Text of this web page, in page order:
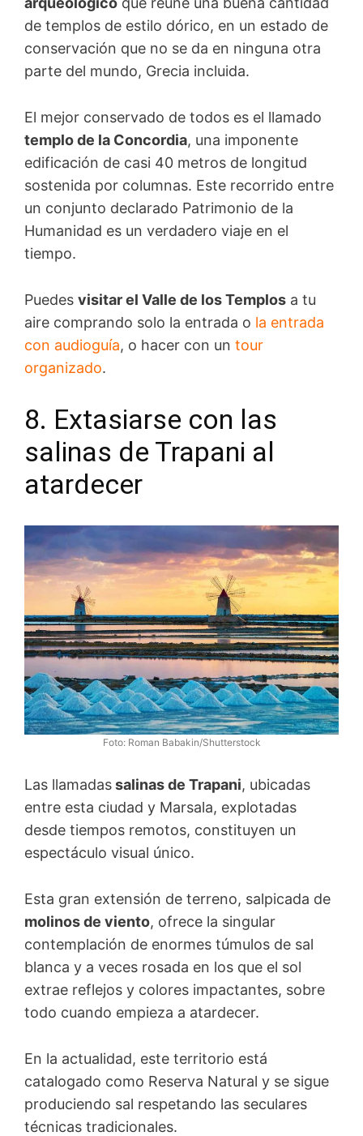
de templos de estilo dórico, en un estado de
conservación que no se da en ninguna otra
parte del mundo, Grecia incluida.
El mejor conservado de todos es el llamado
templo de la Concordia, una imponente
edificación de casi 40 metros de longitud
sostenida por columnas. Este recorrido entre
un conjunto declarado Patrimonio de la
Humanidad es un verdadero viaje en el
tiempo.
Puedes visitar el Valle de los Templos a tu
aire comprando solo la entrada o la entrada
con audioguía, o hacer con un tour
organizado.
8. Extasiarse con las
salinas de Trapani al
atardecer
Foto: Roman Babakin/Shutterstock
Las llamadassalinas de Trapani, ubicadas
entre esta ciudad y Marsala, explotadas
desde tiempos remotos, constituyen un
espectáculo visual único.
Esta gran extensión de terreno, salpicada de
molinos de viento, ofrece la singular
contemplación de enormes túmulos de sal
blanca y a veces rosada en los que el sol
extrae reflejos y colores impactantes, sobre
todo cuando empieza a atardecer.
En la actualidad, este territorio está
catalogado como Reserva Natural y se sigue
produciendo sal respetando las seculares
técnicas tradicionales.